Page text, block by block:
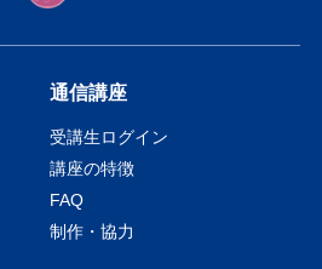
通信講座
受講生ログイン
講座の特徴
FAQ
制作・協力